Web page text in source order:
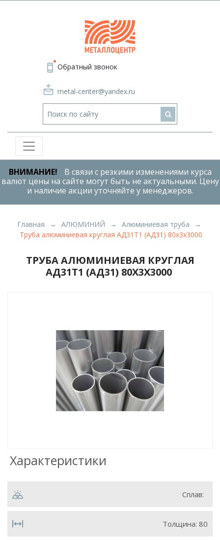
Обратный звонок
metal-center@yandex.ru
ВНИМАНИЕ!
В связи с резкими изменениями курса
валют цены на сайте могут быть не актуальными. Цену
и наличие акции уточняйте у менеджеров.
Главная АЛЮМИНИЙ
Алюминиевая труба
Труба алюминиевая круглая АД31Т1 (АД31) 80х3х3000
ТРУБА АЛЮМИНИЕВАЯ КРУГЛАЯ
АД31Т1 (АД31) 80Х3Х3000
Характеристики
Сплав:
Толщина: 80